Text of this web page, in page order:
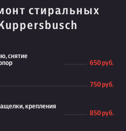
стиральных
снятие
650 руб.
750 руб.
крепления
850 руб.